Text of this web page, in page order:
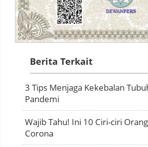
Berita Terkait
3 Tips Menjaga Kekebalan
Pandemi
Wajib Tahu! Ini 10 Ciri-ciri
Corona